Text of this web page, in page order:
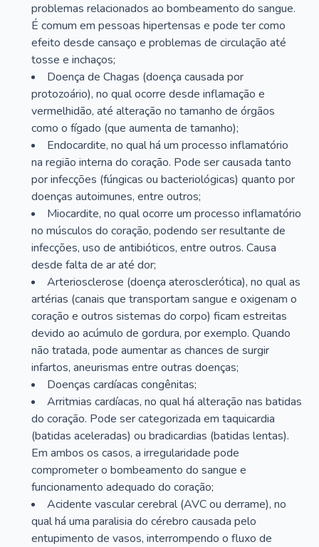
problemas relacionados ao bombeamento do sangue.
É comum em pessoas hipertensas e pode ter como
efeito desde cansaço e problemas de circulação até
tosse e inchaços;
Doença de Chagas (doença causada por
protozoário), no qual ocorre desde inflamação e
vermelhidão, até alteração no tamanho de órgãos
como o fígado (que aumenta de tamanho);
Endocardite, no qual há um processo inflamatório
na região interna do coração. Pode ser causada tanto
por infecções (fúngicas ou bacteriológicas) quanto por
doenças autoimunes, entre outros;
Miocardite, no qual ocorre um processo inflamatório
no músculos do coração, podendo ser resultante de
infecções, uso de antibióticos, entre outros. Causa
desde falta de ar até dor;
Arteriosclerose (doença aterosclerótica), no qual as
artérias (canais que transportam sangue e oxigenam o
coração e outros sistemas do corpo) ficam estreitas
devido ao acúmulo de gordura, por exemplo. Quando
não tratada, pode aumentar as chances de surgir
infartos, aneurismas entre outras doenças;
Doenças cardíacas congênitas;
Arritmias cardíacas, no qual há alteração nas batidas
do coração. Pode ser categorizada em taquicardia
(batidas aceleradas) ou bradicardias (batidas lentas).
Em ambos os casos, a irregularidade pode
comprometer o bombeamento do sangue e
funcionamento adequado do coração;
Acidente vascular cerebral (AVC ou derrame), no
qual há uma paralisia do cérebro causada pelo
entupimento de vasos, interrompendo o fluxo de